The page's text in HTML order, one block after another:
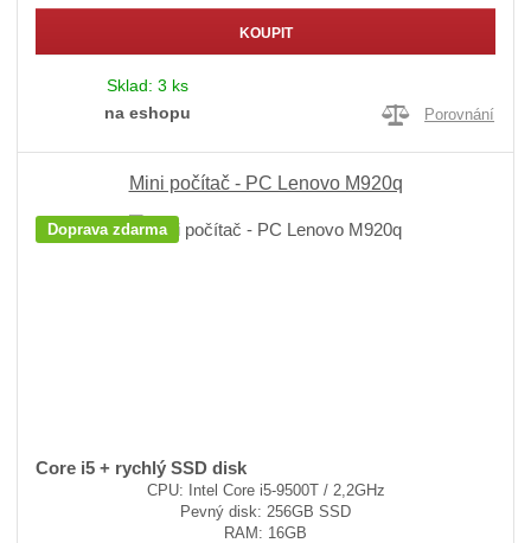
KOUPIT
Sklad: 3 ks
na eshopu
Porovnání
Mini počítač - PC Lenovo M920q
Doprava zdarma
Core i5 + rychlý SSD disk
CPU: Intel Core i5-9500T / 2,2GHz
Pevný disk: 256GB SSD
RAM: 16GB